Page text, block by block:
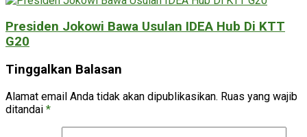
Presiden Jokowi Bawa Usulan IDEA Hub Di KTT
G20
Tinggalkan Balasan
Alamat email Anda tidak akan dipublikasikan. Ruas yang wajib
ditandai *